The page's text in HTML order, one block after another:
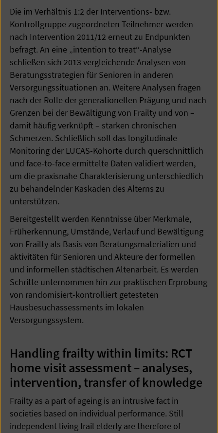
Die im Verhältnis 1:2 der Interventions- bzw.
Kontrollgruppe zugeordneten Teilnehmer werden
nach Intervention 2011/12 erneut zu Endpunkten
befragt. An eine „intention to treat“-Analyse
schließen sich 2013 vergleichende Analysen von
Beratungsstrategien für Senioren in anderen
Versorgungssituationen an. Weitere Analysen fragen
nach der Rolle der generationellen Prägung und nach
Grenzen bei der Bewältigung von Frailty und von –
damit häufig verknüpft – starken chronischen
Schmerzen. Schließlich soll das longitudinale
Monitoring der LUCAS-Kohorte durch querschnittlich
und face-to-face ermittelte Daten validiert werden,
um die praxisnahe Charakterisierung unterschiedlich
zu behandelnder Kaskaden des Alterns zu
unterstützen.
Bereitgestellt werden Kenntnisse über Merkmale,
Früherkennung, Umstände, Verlauf und Bewältigung
von Frailty als Basis von Beratungsmaterialien und -
aktivitäten für Senioren und Akteure der formellen
und informellen städtischen Altenarbeit. Es werden
Schritte unternommen hin zur praktischen Erprobung
von randomisiert-kontrolliert getesteten
Hausbesuchassessments im lokalen
Versorgungssystem.
Handling frailty within limits: RCT
home visit assessment – analyses,
intervention, transfer of knowledge
Frailty as a part of ageing is an intrusive fact in
societies based on individual performance. Still
independent living frail elderly are therefore of